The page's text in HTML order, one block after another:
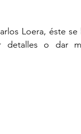
Loera, éste se
detalles o dar